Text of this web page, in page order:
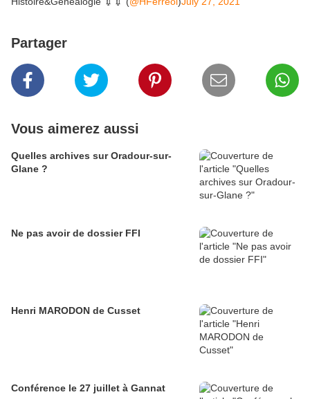
Partager
Vous aimerez aussi
Quelles archives sur Oradour-sur-
Glane ?
Ne pas avoir de dossier FFI
Henri MARODON de Cusset
Conférence le 27 juillet à Gannat